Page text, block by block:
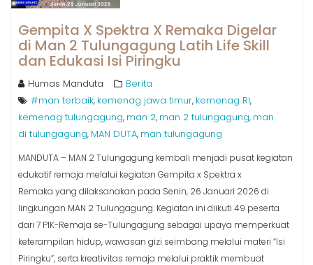
Gempita X Spektra X Remaka Digelar
di Man 2 Tulungagung Latih Life Skill
dan Edukasi Isi Piringku
Humas Manduta
Berita
#man terbaik, kemenag jawa timur, kemenag RI,
kemenag tulungagung, man 2, man 2 tulungagung, man
di tulungagung, MAN DUTA, man tulungagung
MANDUTA – MAN 2 Tulungagung kembali menjadi pusat kegiatan
edukatif remaja melalui kegiatan Gempita x Spektra x
Remaka yang dilaksanakan pada Senin, 26 Januari 2026 di
lingkungan MAN 2 Tulungagung. Kegiatan ini diikuti 49 peserta
dari 7 PIK-Remaja se-Tulungagung sebagai upaya memperkuat
keterampilan hidup, wawasan gizi seimbang melalui materi “Isi
Piringku”, serta kreativitas remaja melalui praktik membuat